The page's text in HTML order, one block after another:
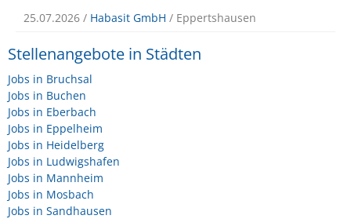
25.07.2026 / Habasit GmbH / Eppertshausen
Stellenangebote in Städten
Jobs in Bruchsal
Jobs in Buchen
Jobs in Eberbach
Jobs in Eppelheim
Jobs in Heidelberg
Jobs in Ludwigshafen
Jobs in Mannheim
Jobs in Mosbach
Jobs in Sandhausen